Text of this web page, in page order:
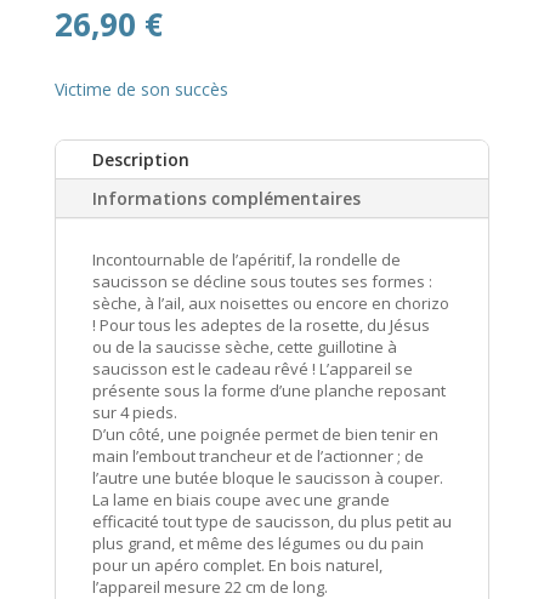
26,90 €
Victime de son succès
Description
Informations complémentaires
Incontournable de l’apéritif, la rondelle de
saucisson se décline sous toutes ses formes :
sèche, à l’ail, aux noisettes ou encore en chorizo
! Pour tous les adeptes de la rosette, du Jésus
ou de la saucisse sèche, cette guillotine à
saucisson est le cadeau rêvé ! L’appareil se
présente sous la forme d’une planche reposant
sur 4 pieds.
D’un côté, une poignée permet de bien tenir en
main l’embout trancheur et de l’actionner ; de
l’autre une butée bloque le saucisson à couper.
La lame en biais coupe avec une grande
efficacité tout type de saucisson, du plus petit au
plus grand, et même des légumes ou du pain
pour un apéro complet. En bois naturel,
l’appareil mesure 22 cm de long.